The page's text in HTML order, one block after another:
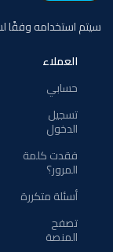
سيتم استخدامه وفقًا
العملاء
حسابي
تسجيل
الدخول
فقدت كلمة
المرور؟
أسئلة متكررة
تصفح
المنصة